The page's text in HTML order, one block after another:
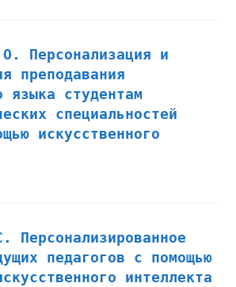
Персонализация и
преподавания
языка студентам
специальностей
искусственного
Персонализированное
педагогов с помощью
интеллекта